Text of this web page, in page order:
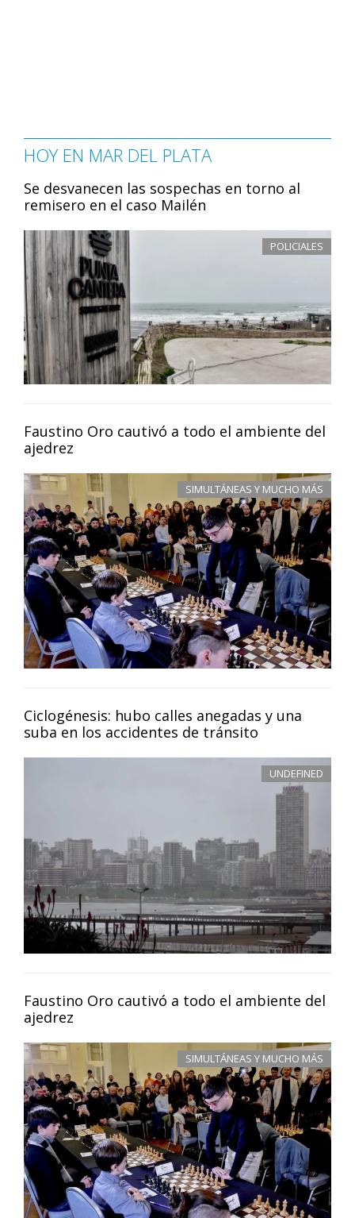
HOY EN MAR DEL PLATA
Se desvanecen las sospechas en torno al
remisero en el caso Mailén
POLICIALES
Faustino Oro cautivó a todo el ambiente del
ajedrez
SIMULTÁNEAS Y MUCHO MÁS
Ciclogénesis: hubo calles anegadas y una
suba en los accidentes de tránsito
UNDEFINED
Faustino Oro cautivó a todo el ambiente del
ajedrez
SIMULTÁNEAS Y MUCHO MÁS